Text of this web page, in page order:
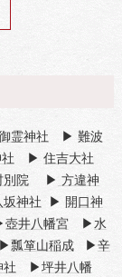
霊神社 ▶ 難波
▶ 住吉大社
別院 ▶ 方違神
坂神社 ▶ 開口神
壺井八幡宮▶ 水
瓢箪山稲成▶ 辛
社 ▶ 坪井八幡